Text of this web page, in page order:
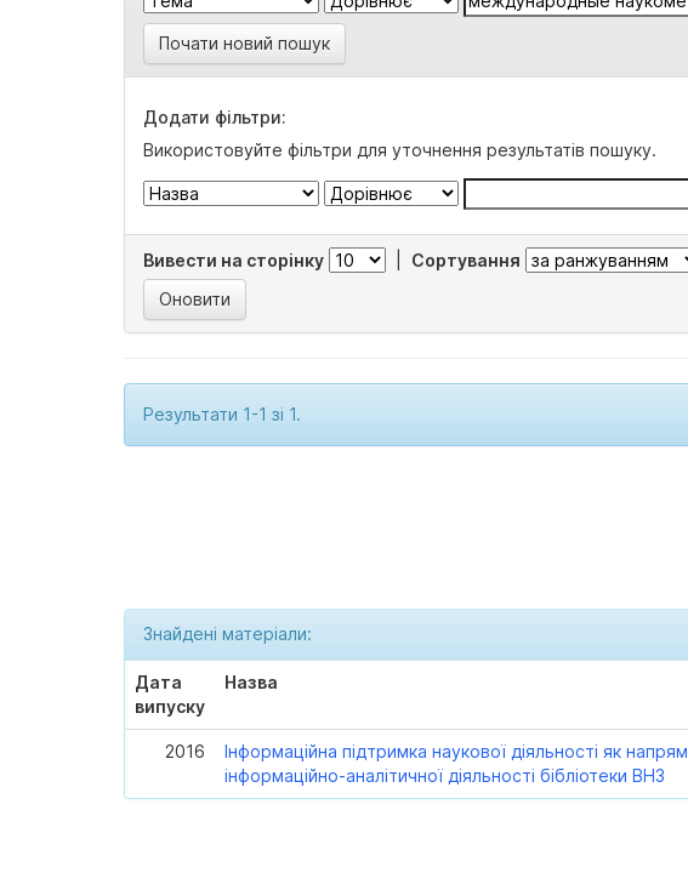
Почати новий пошук
Додати фільтри:
Використовуйте фільтри для уточнення результатів пошуку.
Вивести на сторінку Сортування
Результати 1-1 зі 1.
Знайдені матеріали:
Дата
випуску
Назва
2016
Інформаційна підтримка наукової діяльності як напрям
інформаційно-аналітичної діяльності бібліотеки ВНЗ